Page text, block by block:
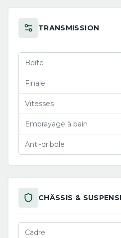
TRANSMISSION
Boîte
Finale
Vitesses
Embrayage à bain
Anti-dribble
CHÂSSIS &
Cadre